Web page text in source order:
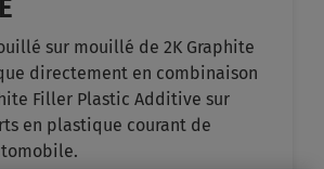
sur mouillé de 2K Graphite
directement en combinaison
Filler Plastic Additive sur
en plastique courant de